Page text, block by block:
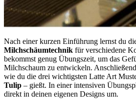
Nach einer kurzen Einführung lernst du
Milchschäumtechnik für verschiedene
bekommst genug Übungszeit, um das
Milchschaum zu entwickeln.
wie du die drei wichtigsten Latte Art
Tulip – gießt. In einer intensiven
direkt in deinen eigenen Designs um.